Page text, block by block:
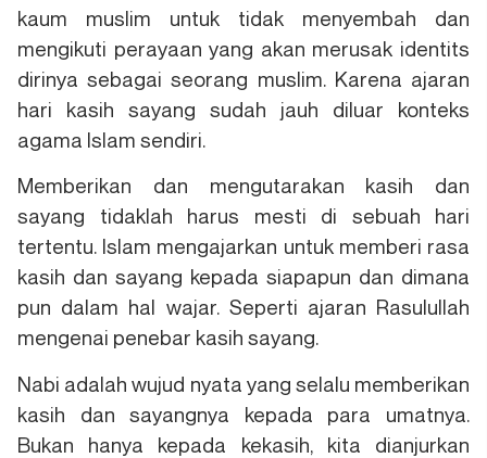
kaum muslim untuk tidak menyembah dan
mengikuti perayaan yang akan merusak identits
dirinya sebagai seorang muslim. Karena ajaran
hari kasih sayang sudah jauh diluar konteks
agama Islam sendiri.
Memberikan dan mengutarakan kasih dan
sayang tidaklah harus mesti di sebuah hari
tertentu. Islam mengajarkan untuk memberi rasa
kasih dan sayang kepada siapapun dan dimana
pun dalam hal wajar. Seperti ajaran Rasulullah
mengenai penebar kasih sayang.
Nabi adalah wujud nyata yang selalu memberikan
kasih dan sayangnya kepada para umatnya.
Bukan hanya kepada kekasih, kita dianjurkan